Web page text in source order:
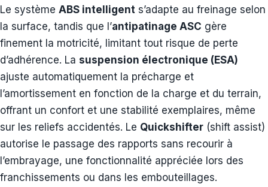
Le système ABS intelligent s’adapte au freinage selon
la surface, tandis que l’antipatinage ASC gère
finement la motricité, limitant tout risque de perte
d’adhérence. La suspension électronique (ESA)
ajuste automatiquement la précharge et
l’amortissement en fonction de la charge et du terrain,
offrant un confort et une stabilité exemplaires, même
sur les reliefs accidentés. Le Quickshifter (shift assist)
autorise le passage des rapports sans recourir à
l’embrayage, une fonctionnalité appréciée lors des
franchissements ou dans les embouteillages.